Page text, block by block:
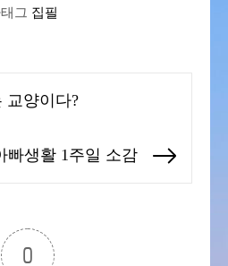
태그 집필
교양이다?
빠생활 1주일 소감
0